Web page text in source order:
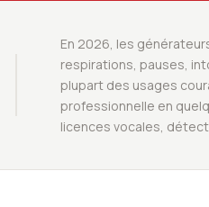
En 2026, les
respirations, pauses,
plupart des usages
professionnelle en
licences vocales,